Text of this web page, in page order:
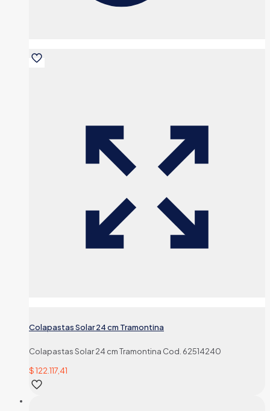
Colapastas Solar 24 cm Tramontina
Colapastas Solar 24 cm Tramontina Cod. 62514240
$122.117,41